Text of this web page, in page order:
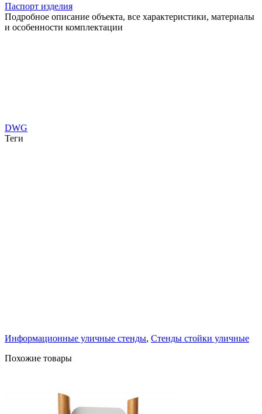
Паспорт изделия
Подробное описание объекта, все характеристики, материалы
и особенности комплектации
DWG
Теги
Информационные уличные стенды, Стенды стойки уличные
Похожие товары